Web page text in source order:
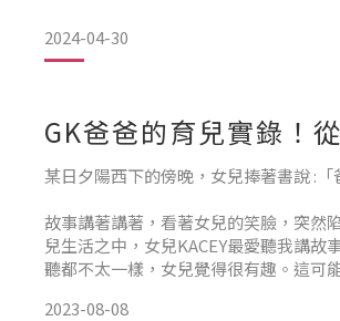
中，積攢出和你說悄悄話的片刻。
子裡的那段時光、關於你怎麼來到媽
2024-04-30
GK爸爸的育兒實錄！
某日夕陽西下的傍晚，女兒捧著書說 :「
故事講著講著，看著女兒的笑臉，突然
兒生活之中，女兒KACEY最愛聽我講
聽都不太一樣，女兒覺得很有趣。這可
2023-08-08